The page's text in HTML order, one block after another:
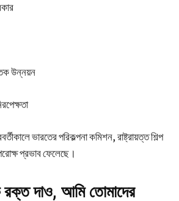
উন্নয়ন
ভারতের পরিকল্পনা কমিশন, রাষ্ট্রায়ত্ত শিল্প
প্রভাব ফেলেছে।
দাও, আমি তোমাদের